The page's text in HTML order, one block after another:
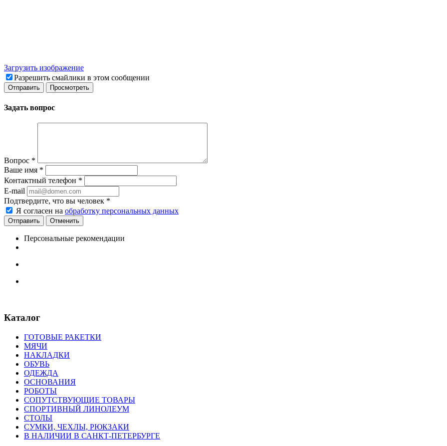
Загрузить изображение
Разрешить смайлики в этом сообщении
Задать вопрос
Вопрос *
Ваше имя *
Контактный телефон *
E-mail
Подтвердите, что вы человек *
Я согласен на обработку персональных данных
Отменить
Персональные рекомендации
Каталог
ГОТОВЫЕ РАКЕТКИ
МЯЧИ
НАКЛАДКИ
ОБУВЬ
ОДЕЖДА
ОСНОВАНИЯ
РОБОТЫ
СОПУТСТВУЮЩИЕ ТОВАРЫ
СПОРТИВНЫЙ ЛИНОЛЕУМ
СТОЛЫ
СУМКИ, ЧЕХЛЫ, РЮКЗАКИ
В НАЛИЧИИ В САНКТ-ПЕТЕРБУРГЕ